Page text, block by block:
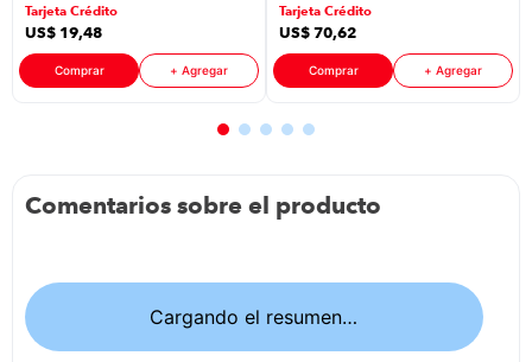
Litro 25 Watts
Color Negro
Tarjeta Crédito
US$ 19,48
Comprar + Agregar
Tarjeta Crédito
US$70,62
Comprar + Agregar
Comentarios sobre el producto
Cargando el resumen…